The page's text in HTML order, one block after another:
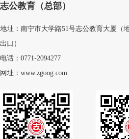
志公教育（总部）
地址：南宁市大学路51号志公教育大厦（
出口）
电话：0771-2094277
网址：www.zgoog.com